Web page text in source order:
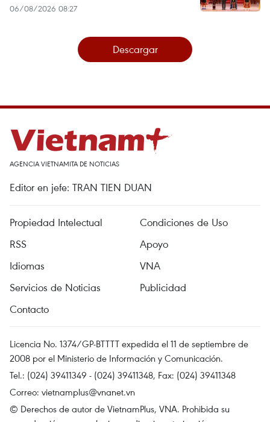
06/08/2026 08:27
Descargar
AGENCIA VIETNAMITA DE NOTICIAS
Editor en jefe: TRAN TIEN DUAN
Propiedad Intelectual
Condiciones de Uso
RSS
Apoyo
Idiomas
VNA
Servicios de Noticias
Publicidad
Contacto
Licencia No. 1374/GP-BTTTT expedida el 11 de septiembre de
2008 por el Ministerio de Información y Comunicación.
Tel.: (024) 39411349 - (024) 39411348, Fax: (024) 39411348
Correo: vietnamplus@vnanet.vn
© Derechos de autor de VietnamPlus, VNA. Prohibida su